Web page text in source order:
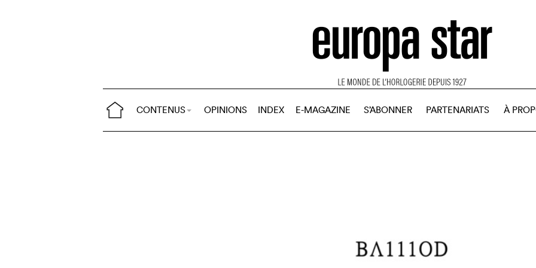
CONTENUS OPINIONS INDEX E-MAGAZINE S’ABONNER PARTENARIATS À